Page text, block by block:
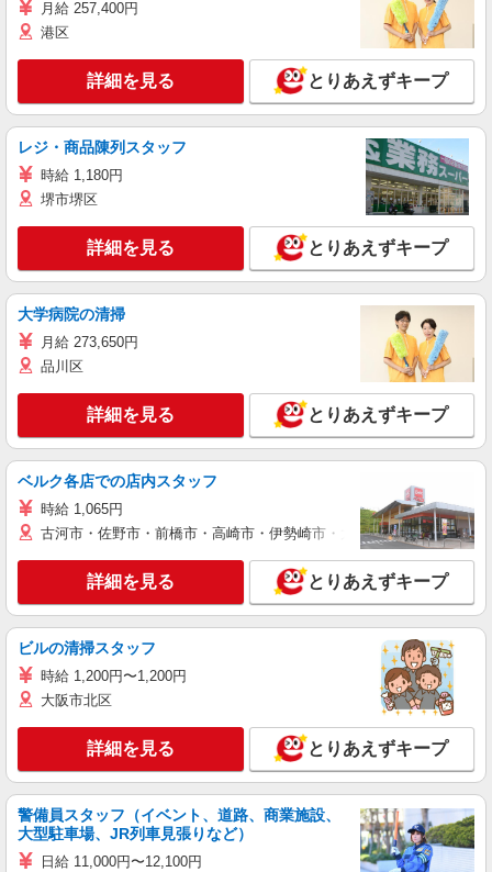
月給 257,400円
港区
詳細を見る とりあえずキープ
レジ・商品陳列スタッフ
時給 1,180円
堺市堺区
詳細を見る とりあえずキープ
大学病院の清掃
月給 273,650円
品川区
詳細を見る とりあえずキープ
ベルク各店での店内スタッフ
時給 1,065円
古河市・佐野市・前橋市・高崎市・伊勢崎市・太田市・館林市・藤
詳細を見る とりあえずキープ
ビルの清掃スタッフ
時給 1,200円〜1,200円
大阪市北区
詳細を見る とりあえずキープ
警備員スタッフ（イベント、道路、商業施設、
大型駐車場、JR列車見張りなど）
日給 11,000円〜12,100円